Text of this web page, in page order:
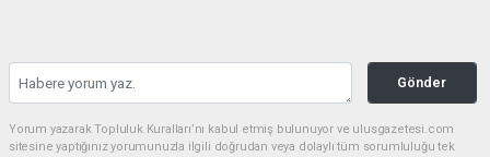
Gönder
Yorum yazarak Topluluk Kuralları’nı kabul etmiş bulunuyor ve ulusgazetesi.com
sitesine yaptığınız yorumunuzla ilgili doğrudan veya dolaylı tüm sorumluluğu tek